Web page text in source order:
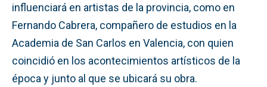
influenciará en artistas de la provincia, como en
Fernando Cabrera, compañero de estudios en la
Academia de San Carlos en Valencia, con quien
coincidió en los acontecimientos artísticos de la
época y junto al que se ubicará su obra.